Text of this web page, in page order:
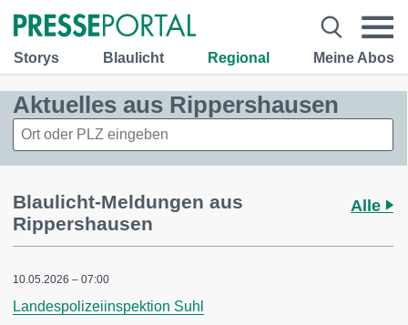
Storys Blaulicht Regional Meine Abos
Aktuelles aus Rippershausen
Blaulicht-Meldungen aus
Rippershausen
Alle
10.05.2026 – 07:00
Landespolizeiinspektion Suhl